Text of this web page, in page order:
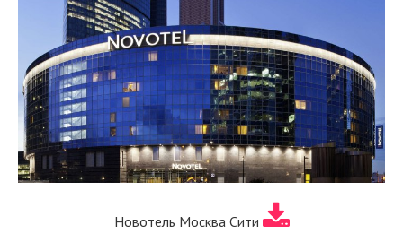
Новотель Москва Сити